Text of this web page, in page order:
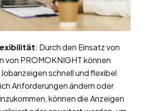
: Durch den Einsatz von
von PROMOKNIGHT können
schnell und flexibel
Anforderungen ändern oder
können die Anzeigen